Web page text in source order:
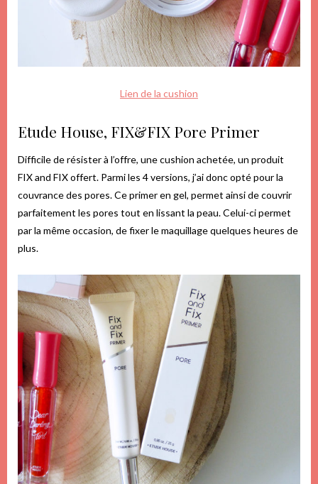
Lien de la cushion
Etude House, FIX&FIX Pore Primer
Difficile de résister à l’offre, une cushion achetée, un produit
FIX and FIX offert. Parmi les 4 versions, j’ai donc opté pour la
couvrance des pores. Ce primer en gel, permet ainsi de couvrir
parfaitement les pores tout en lissant la peau. Celui-ci permet
par la même occasion, de fixer le maquillage quelques heures de
plus.